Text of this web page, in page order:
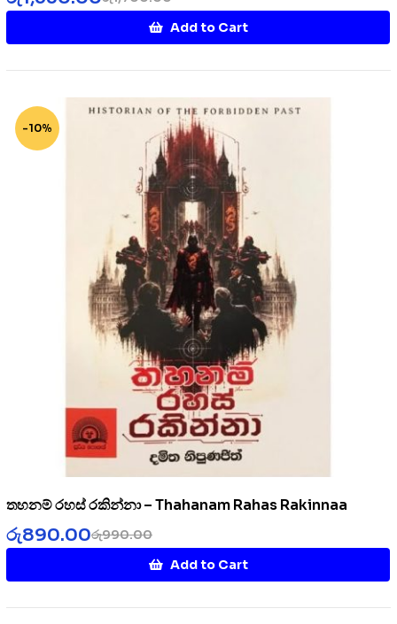
Add to Cart
-10%
තහනම් රහස් රකින්නා – Thahanam Rahas Rakinnaa
රු990.00
රු890.00
Add to Cart